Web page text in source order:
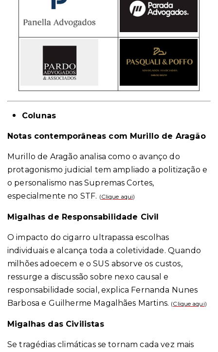
Colunas
Notas contemporâneas com Murillo de Aragão
Murillo de Aragão analisa como o avanço do
protagonismo judicial tem ampliado a politização e
o personalismo nas Supremas Cortes,
especialmente no STF. (Clique aqui)
Migalhas de Responsabilidade Civil
O impacto do cigarro ultrapassa escolhas
individuais e alcança toda a coletividade. Quando
milhões adoecem e o SUS absorve os custos,
ressurge a discussão sobre nexo causal e
responsabilidade social, explica Fernanda Nunes
Barbosa e Guilherme Magalhães Martins. (Clique aqui)
Migalhas das Civilistas
Se tragédias climáticas se tornam cada vez mais